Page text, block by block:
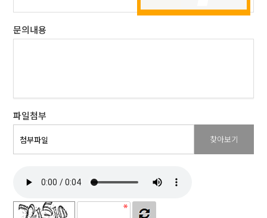
문의내용
파일첨부
첨부파일 찾아보기